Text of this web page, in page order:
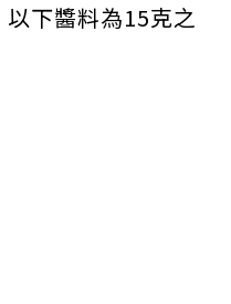
以下醬料為15克之